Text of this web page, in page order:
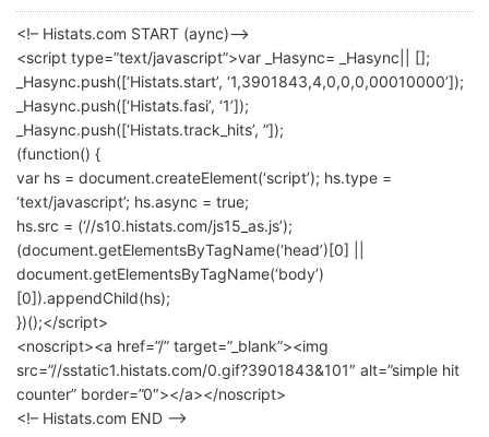
<!– Histats.com START (aync)–>
<script type=”text/javascript”>var _Hasync= _Hasync|| [];
_Hasync.push([‘Histats.start’, ‘1,3901843,4,0,0,0,00010000’]);
_Hasync.push([‘Histats.fasi’, ‘1’]);
_Hasync.push([‘Histats.track_hits’, ”]);
(function() {
var hs = document.createElement(‘script’); hs.type =
‘text/javascript’; hs.async = true;
hs.src = (‘//s10.histats.com/js15_as.js’);
(document.getElementsByTagName(‘head’)[0] ||
document.getElementsByTagName(‘body’)
[0]).appendChild(hs);
})();</script>
<noscript><a href=”/” target=”_blank”><img
src=”//sstatic1.histats.com/0.gif?3901843&101″ alt=”simple hit
counter” border=”0″></a></noscript>
<!– Histats.com END –>